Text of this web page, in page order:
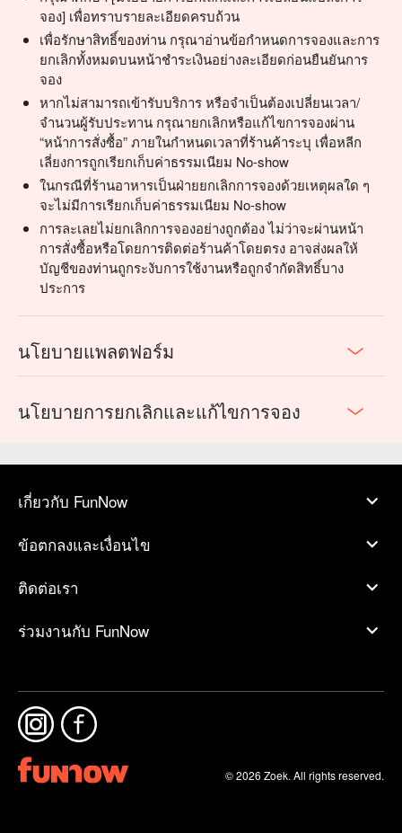
จอง] เพื่อทราบรายละเอียดครบถ้วน
เพื่อรักษาสิทธิ์ของท่าน กรุณาอ่านข้อกำหนดการจองและการ
ยกเลิกทั้งหมดบนหน้าชำระเงินอย่างละเอียดก่อนยืนยันการ
จอง
หากไม่สามารถเข้ารับบริการ หรือจำเป็นต้องเปลี่ยนเวลา/
จำนวนผู้รับประทาน กรุณายกเลิกหรือแก้ไขการจองผ่าน
“หน้าการสั่งซื้อ” ภายในกำหนดเวลาที่ร้านค้าระบุ เพื่อหลีก
เลี่ยงการถูกเรียกเก็บค่าธรรมเนียม No-show
ในกรณีที่ร้านอาหารเป็นฝ่ายยกเลิกการจองด้วยเหตุผลใด ๆ
จะไม่มีการเรียกเก็บค่าธรรมเนียม No-show
การละเลยไม่ยกเลิกการจองอย่างถูกต้อง ไม่ว่าจะผ่านหน้า
การสั่งซื้อหรือโดยการติดต่อร้านค้าโดยตรง อาจส่งผลให้
บัญชีของท่านถูกระงับการใช้งานหรือถูกจำกัดสิทธิ์บาง
ประการ
นโยบายแพลตฟอร์ม
นโยบายการยกเลิกและแก้ไขการจอง
เกี่ยวกับ FunNow
ข้อตกลงและเงื่อนไข
ติดต่อเรา
ร่วมงานกับ FunNow
© 2026 Zoek. All rights reserved.